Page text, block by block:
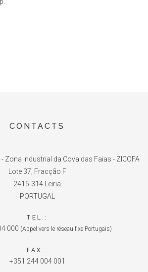
CONTACTS
Zona Industrial da Cova das Faias - ZICOFA
Lote 37, Fracção F
2415-314 Leiria
PORTUGAL
TEL.:
000 (Appel vers le réseau fixe Portugais)
FAX.:
+351 244 004 001